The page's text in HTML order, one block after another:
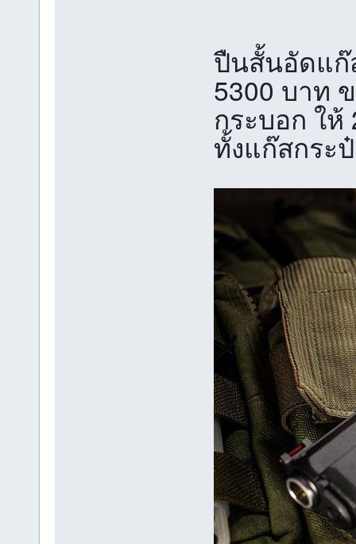
ปืนสั้นอัดแก๊
5300 บาท
กระบอก ใ
ทั้งแก๊สกระ